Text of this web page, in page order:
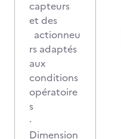
capteurs
et des
actionneu
rs adaptés
aux
conditions
opératoire
s
·
Dimension